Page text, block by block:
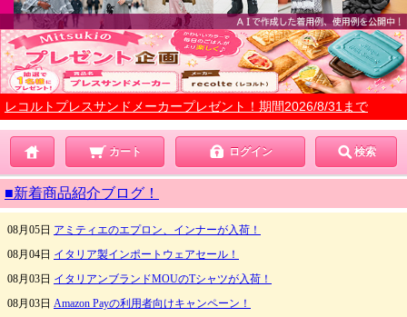
レコルトプレスサンドメーカープレゼント！期間2026/8/31まで
カート ログイン 検索
■新着商品紹介ブログ！